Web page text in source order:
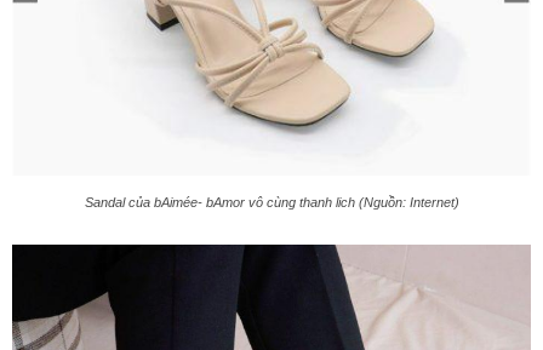
Sandal của bAimée- bAmor vô cùng thanh lich (Nguồn: Internet)